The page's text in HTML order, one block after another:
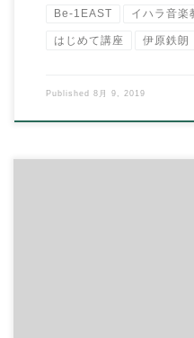
Be-1EAST イハラ音楽
はじめて講座 伊原鉄朗
Published 8月 9, 2019